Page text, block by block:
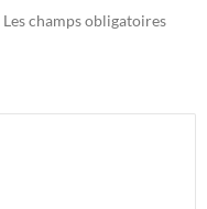
Les champs obligatoires